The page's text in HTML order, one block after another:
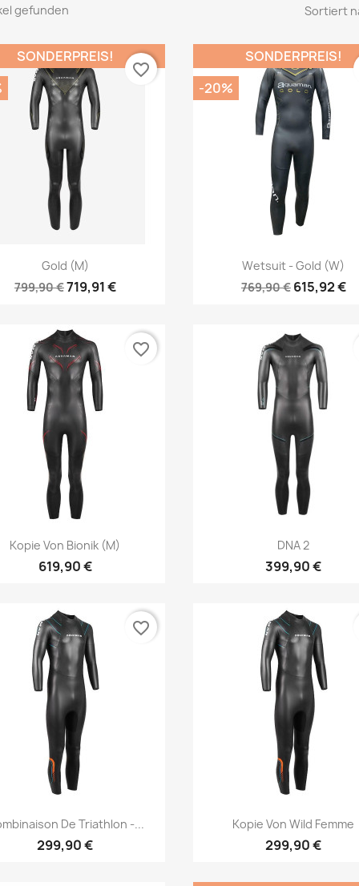
gefunden Sortiert
Vorschau
Gold (M)
799,90 €719,91 €
SONDERPREIS!
favorite_border
Vorschau
Wetsuit - Gold (W)
769,90 € 615,92 €
SONDERPREIS!
-20%
Vorschau
Kopie Von Bionik (M)
619,90 €
favorite_border
Vorschau
DNA 2
399,90 €
Vorschau
De Triathlon -...
299,90 €
favorite_border
Vorschau
Kopie Von Wild Femme
299,90 €